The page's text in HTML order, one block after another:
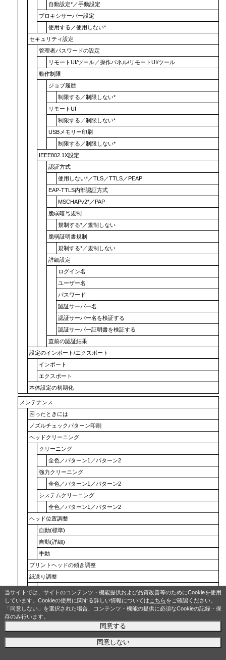
当サイトでは、サイトのコンテンツ・機能提供および品質改善等のためにCookieを使用
しています。Cookieの使用に関する詳しい情報については こちらをご確認ください。
「同意しない」を選択された場合、コンテンツ・機能の提供に必須なCookieの記録・保
存のみ行います。
同意する
同意しない
自動設定*／手動設定
プロキシサーバー設定
使用する ／使用しない*
セキュリティ設定
管理者パスワードの設定
リモートUI/ツール ／操作パネル/リモートUI/ツール
動作制限
ジョブ履歴
制限する ／制限しない*
リモートUI
制限する ／制限しない*
USBメモリー印刷
制限する ／制限しない*
IEEE802.1X設定
認証方式
使用しない*／TLS ／TTLS ／PEAP
EAP-TTLS内部認証方式
MSCHAPv2*／PAP
脆弱暗号規制
規制する*／規制しない
脆弱証明書規制
規制する*／規制しない
詳細設定
ログイン名
ユーザー名
パスワード
認証サーバー名
認証サーバー名を検証する
認証サーバー証明書を検証する
直前の認証結果
設定のインポート/エクスポート
インポート
エクスポート
本体設定の初期化
メンテナンス
困ったときには
ノズルチェックパターン印刷
ヘッドクリーニング
クリーニング
全色 ／パターン1 ／パターン2
強力クリーニング
全色 ／パターン1 ／パターン2
システムクリーニング
全色 ／パターン1 ／パターン2
ヘッド位置調整
自動(標準)
自動(詳細)
手動
プリントヘッドの傾き調整
紙送り調整
自動／画質優先／長さ優先
画質調整
自動
長さ調整